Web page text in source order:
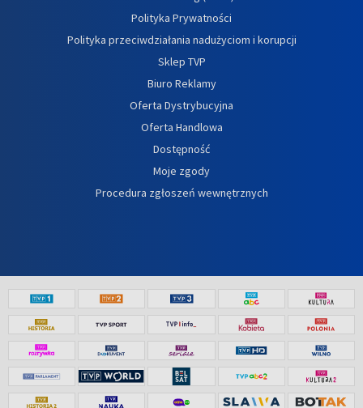
Polityka Prywatności
Polityka przeciwdziałania nadużyciom i korupcji
Sklep TVP
Biuro Reklamy
Oferta Dystrybucyjna
Oferta Handlowa
Dostępność
Moje zgody
Procedura zgłoszeń wewnętrznych